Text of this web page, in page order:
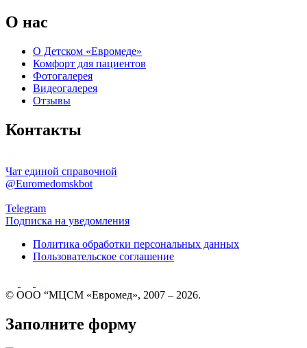
О нас
О Детском «Евромеде»
Комфорт для пациентов
Фотогалерея
Видеогалерея
Отзывы
Контакты
Чат единой справочной
@Euromedomskbot
Telegram
Подписка на уведомления
Политика обработки персональных данных
Пользовательское соглашение
© ООО “МЦСМ «Евромед», 2007 – 2026.
Заполните форму